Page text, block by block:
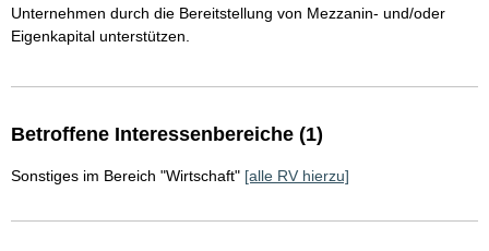
Unternehmen durch die Bereitstellung von Mezzanin- und/oder
Eigenkapital unterstützen.
Betroffene Interessenbereiche (1)
Sonstiges im Bereich "Wirtschaft" [alle RV hierzu]